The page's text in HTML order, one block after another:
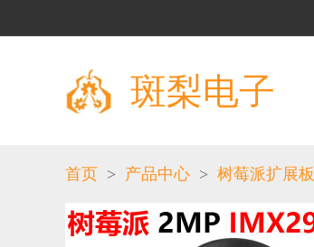
斑梨电子
首页 > 产品中心 > 树莓派扩展板